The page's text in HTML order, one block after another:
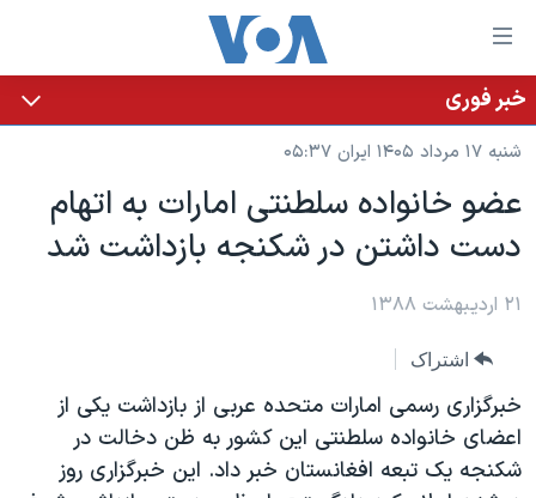
لینکهای
قابل
دسترسی
جهش
محتوای
اصلی
اصلی
جهش
به
جستجو
خانه
نسخه سبک وب‌سایت
موضوع ها
ایران
آمریکا
گزیده‌ها
ویژه برنامه‌ها
برنامه های تلویزیونی
جدول برنامه ها
صفحه‌های ویژه
عملیات خشم حماسی
۲۵۰سالگی آمریکا
فرکانس‌های صدای آمریکا
پخش رادیویی
خبر فوری
شنبه ۱۷ مرداد ۱۴۰۵ ایران ۰۵:۳۷
عضو خانواده سلطنتی امارات به اتهام
دست داشتن در شکنجه بازداشت شد
۲۱ اردیبهشت ۱۳۸۸
اشتراک
خبرگزاری رسمی امارات متحده عربی از بازداشت یکی از
اعضای خانواده سلطنتی این کشور به ظن دخالت در
شکنجه یک تبعه افغانستان خبر داد. این خبرگزاری روز